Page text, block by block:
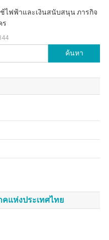
ไฟฟ้าและเงินสนับสนุน ภารกิจ
ร
สำหรับ:
แห่งประเทศไทย